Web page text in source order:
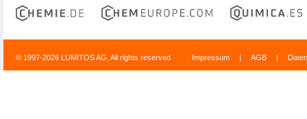
© 1997-2026 LUMITOS AG, All rights reserved Impressum | AGB |